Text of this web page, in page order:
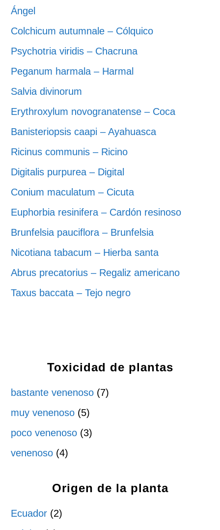
Ángel
Colchicum autumnale – Cólquico
Psychotria viridis – Chacruna
Peganum harmala – Harmal
Salvia divinorum
Erythroxylum novogranatense – Coca
Banisteriopsis caapi – Ayahuasca
Ricinus communis – Ricino
Digitalis purpurea – Digital
Conium maculatum – Cicuta
Euphorbia resinifera – Cardón resinoso
Brunfelsia pauciflora – Brunfelsia
Nicotiana tabacum – Hierba santa
Abrus precatorius – Regaliz americano
Taxus baccata – Tejo negro
Toxicidad de plantas
bastante venenoso (7)
muy venenoso (5)
poco venenoso (3)
venenoso (4)
Origen de la planta
Ecuador (2)